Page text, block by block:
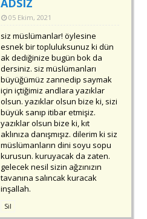
ADSIZ
05 Ekim, 2021
siz müslümanlar! öylesine
esnek bir topluluksunuz ki dün
ak dediğinize bugün bok da
dersiniz. siz müslümanları
büyüğümüz zannedip saymak
için içtiğimiz andlara yazıklar
olsun. yazıklar olsun bize ki, sizi
büyük sanıp itibar etmişiz.
yazıklar olsun bize ki, kıt
aklınıza danışmışız. dilerim ki siz
müslümanların dini soyu sopu
kurusun. kuruyacak da zaten.
gelecek nesil sizin ağzınızın
tavanına salıncak kuracak
inşallah.
Sil